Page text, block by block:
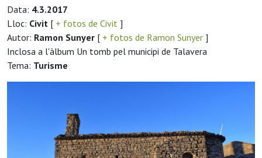
Data: 4.3.2017
Lloc: Civit [ + fotos de Civit ]
Autor: Ramon Sunyer [ + fotos de Ramon Sunyer ]
Inclosa a l'àlbum Un tomb pel municipi de Talavera
Tema: Turisme